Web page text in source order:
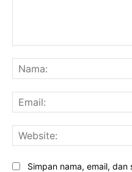
Simpan nama, email,